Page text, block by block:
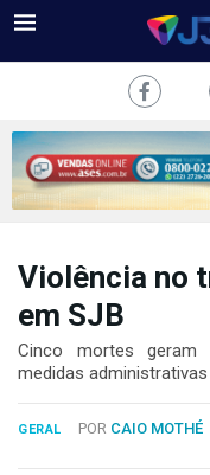
J3NEWS
COLUNAS
FALE
Violência no
em SJB
Cinco mortes geram
medidas
GERAL POR CAIO MOTHÉ